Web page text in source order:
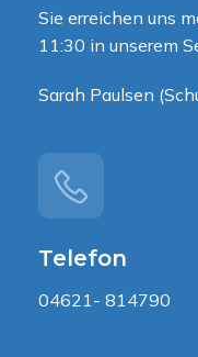
Sie erreichen uns
11:30 in unserem
Sarah Paulsen
Telefon
04621- 814790